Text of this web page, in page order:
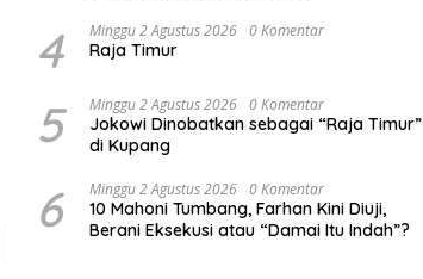
4 Minggu 2 Agustus 2026 0 Komentar
Raja Timur
5 Minggu 2 Agustus 2026 0 Komentar
Jokowi Dinobatkan sebagai “Raja Timur”
di Kupang
6 Minggu 2 Agustus 2026 0 Komentar
10 Mahoni Tumbang, Farhan Kini Diuji,
Berani Eksekusi atau “Damai Itu Indah”?